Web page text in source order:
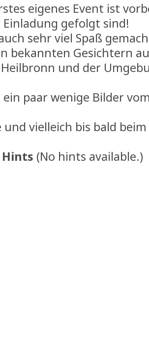
eigenes Event ist
gefolgt sind!
sehr viel Spaß
bekannten Gesichtern
Heilbronn und der
paar wenige Bilder
und vielleich bis bald
(No hints available.)